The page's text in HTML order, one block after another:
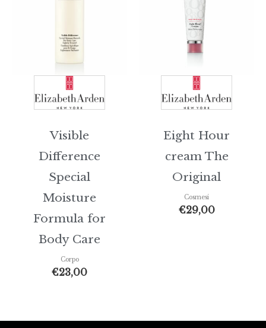
Visible
Difference
Special
Moisture
Formula for
Body Care
Corpo
€23,00
Eight Hour
cream The
Original
Cosmesi
€29,00